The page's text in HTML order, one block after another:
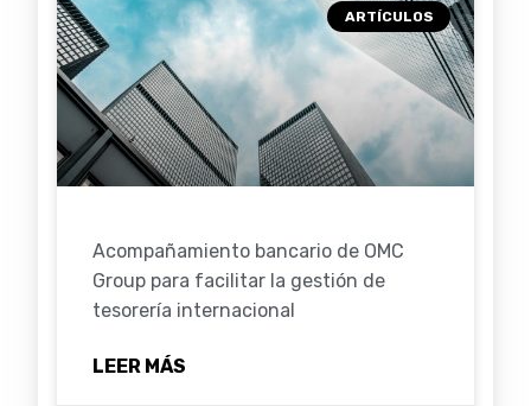
ARTÍCULOS
Acompañamiento bancario de OMC
Group para facilitar la gestión de
tesorería internacional
LEER MÁS